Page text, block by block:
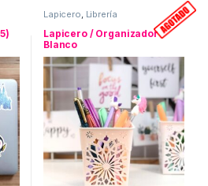
Lapicero Librería
Lapicero / Organizador
Blanco